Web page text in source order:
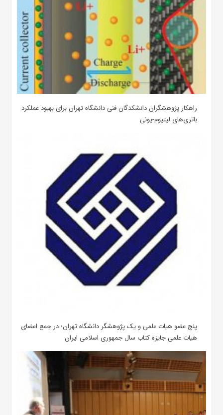
راهکار پژوهشگران دانشکدگان فنی دانشگاه تهران برای بهبود عملکرد
باتری‌های لیتیوم-یونی
پنج عضو هیات علمی و یک پژوهشگر دانشگاه تهران؛ در جمع اعضای
هیات علمی جایزه کتاب سال جمهوری اسلامی ایران